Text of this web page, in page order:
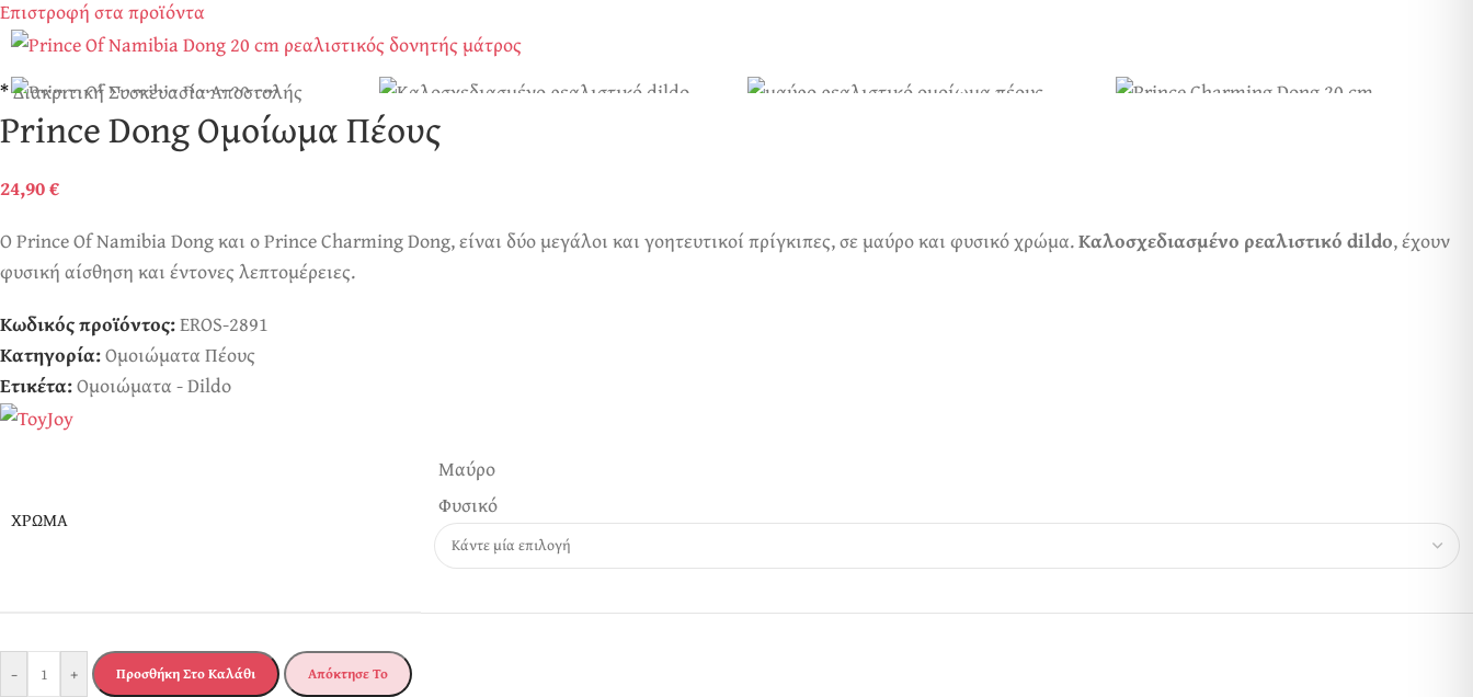
Επιστροφή στα προϊόντα
*Διακριτική Συσκευασία Αποστολής
Prince Dong Ομοίωμα Πέους
24,90€
Ο Prince Of Namibia Dong και ο Prince Charming Dong, είναι δύο μεγάλοι και γοητευτικοί πρίγκιπες, σε μαύρο και φυσικό χρώμα.Καλοσχεδιασμένο ρεαλιστικό dildo, έχουν
φυσική αίσθηση και έντονες λεπτομέρειες.
Κωδικός προϊόντος:EROS-2891
Κατηγορία:Ομοιώματα Πέους
Ετικέτα:Ομοιώματα - Dildo
ΧΡΏΜΑ
Μαύρο
Φυσικό
- + Προσθήκη Στο Καλάθι Απόκτησε Το